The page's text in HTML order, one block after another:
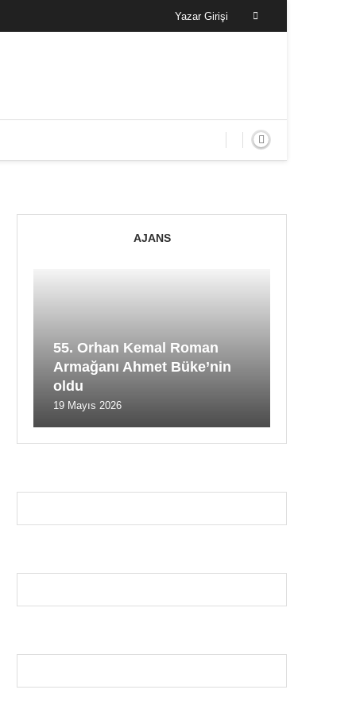
Yazar Girişi
AJANS
55. Orhan Kemal Roman
Armağanı Ahmet Büke’nin
oldu
19 Mayıs 2026